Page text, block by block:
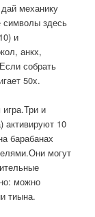
механику
символы здесь
и
анкх,
собрать
50x.
и
активируют 10
барабанах
могут
можно
тиына.